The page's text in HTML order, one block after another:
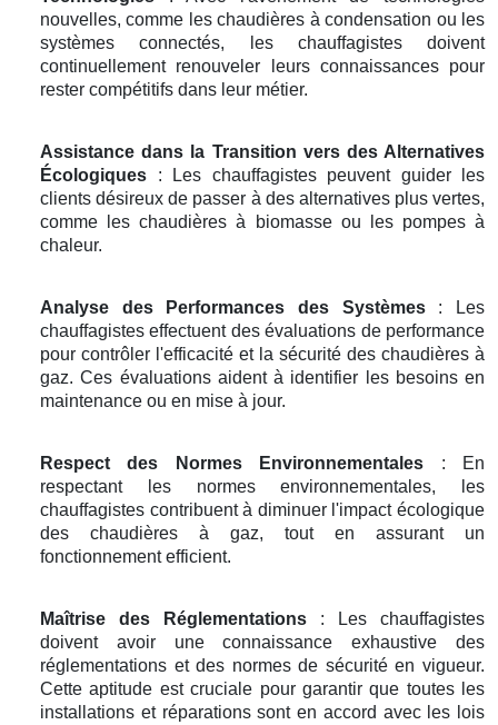
nouvelles, comme les chaudières à condensation ou les
systèmes connectés, les chauffagistes doivent
continuellement renouveler leurs connaissances pour
rester compétitifs dans leur métier.
Assistance dans la Transition vers des Alternatives
Écologiques : Les chauffagistes peuvent guider les
clients désireux de passer à des alternatives plus vertes,
comme les chaudières à biomasse ou les pompes à
chaleur.
Analyse des Performances des Systèmes: Les
chauffagistes effectuent des évaluations de performance
pour contrôler l'efficacité et la sécurité des chaudières à
gaz. Ces évaluations aident à identifier les besoins en
maintenance ou en mise à jour.
Respect des Normes Environnementales : En
respectant les normes environnementales, les
chauffagistes contribuent à diminuer l'impact écologique
des chaudières à gaz, tout en assurant un
fonctionnement efficient.
Maîtrise des Réglementations : Les chauffagistes
doivent avoir une connaissance exhaustive des
réglementations et des normes de sécurité en vigueur.
Cette aptitude est cruciale pour garantir que toutes les
installations et réparations sont en accord avec les lois